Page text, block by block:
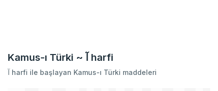
Kamus-ı Türki ~ آ harfi
آ harfi ile başlayan Kamus-ı Türki maddeleri